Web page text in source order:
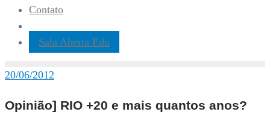
Contato
Sala Aberta Edu
20/06/2012
Opinião] RIO +20 e mais quantos anos?